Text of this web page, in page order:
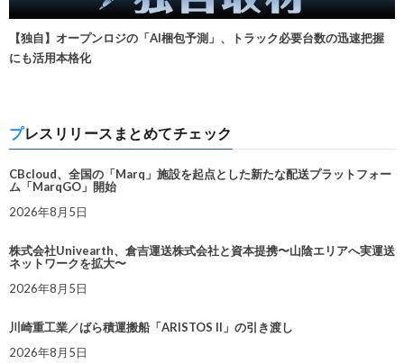
【独自】オープンロジの「AI梱包予測」、トラック必要台数の迅速把握
にも活用本格化
プレスリリースまとめてチェック
CBcloud、全国の「Marq」施設を起点とした新たな配送プラットフォー
ム「MarqGO」開始
2026年8月5日
株式会社Univearth、倉吉運送株式会社と資本提携〜山陰エリアへ実運送
ネットワークを拡大〜
2026年8月5日
川崎重工業／ばら積運搬船「ARISTOS II」の引き渡し
2026年8月5日